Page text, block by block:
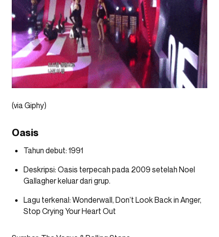
(via Giphy)
Oasis
Tahun debut: 1991
Deskripsi: Oasis terpecah pada 2009 setelah Noel
Gallagher keluar dari grup.
Lagu terkenal: Wonderwall, Don’t Look Back in Anger,
Stop Crying Your Heart Out